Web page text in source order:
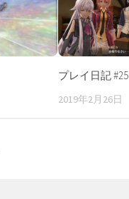
プレイ日記 #25
2019年2月26日